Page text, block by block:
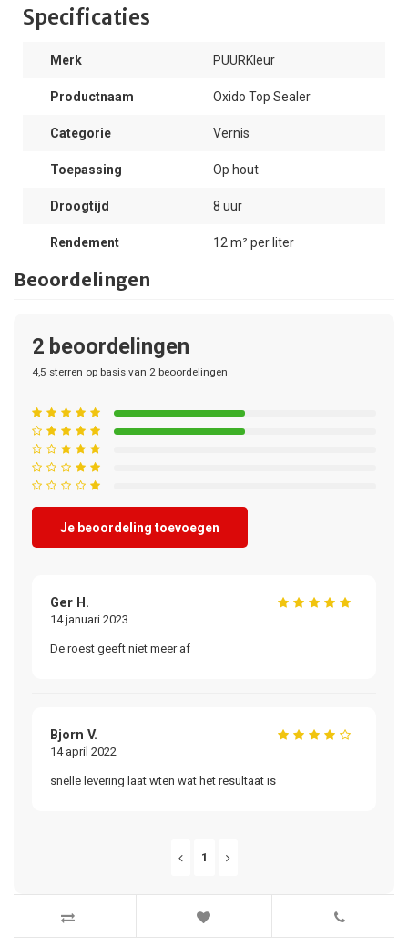
Specificaties
Merk PUURKleur
Productnaam Oxido Top Sealer
Categorie Vernis
Toepassing Op hout
Droogtijd 8 uur
Rendement 12 m² per liter
Beoordelingen
2 beoordelingen
4,5 sterren op basis van 2 beoordelingen
Je beoordeling toevoegen
Ger H.
14 januari 2023
De roest geeft niet meer af
Bjorn V.
14 april 2022
snelle levering laat wten wat het resultaat is
1